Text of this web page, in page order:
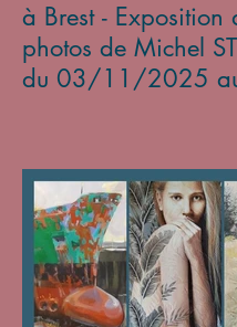
à Brest - Exposition
photos de Michel
du 03/11/2025